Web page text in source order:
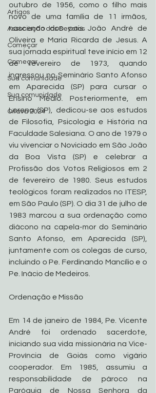
Artigos
Associação dos Devotos
Começar
Começar
Sua comunidade
Sua comunidade
Oitava 2024
outubro de 1956, como o filho mais
novo de uma família de 11 irmãos,
nascendo dos pais João André de
Oliveira e Maria Ricarda de Jesus. A
sua jornada espiritual teve início em 12
de fevereiro de 1973, quando
ingressou no Seminário Santo Afonso
em Aparecida (SP) para cursar o
Ensino Médio. Posteriormente, em
Lorena (SP), dedicou-se aos estudos
de Filosofia, Psicologia e História na
Faculdade Salesiana. O ano de 1979 o
viu vivenciar o Noviciado em São João
da Boa Vista (SP) e celebrar a
Profissão dos Votos Religiosos em 2
de fevereiro de 1980. Seus estudos
teológicos foram realizados no ITESP,
em São Paulo (SP). O dia 31 de julho de
1983 marcou a sua ordenação como
diácono na capela-mor do Seminário
Santo Afonso, em Aparecida (SP),
juntamente com os colegas de curso,
incluindo o Pe. Ferdinando Mancílio e o
Pe. Inácio de Medeiros.
Ordenação e Missão
Em 14 de janeiro de 1984, Pe. Vicente
André foi ordenado sacerdote,
iniciando sua vida missionária na Vice-
Província de Goiás como vigário
cooperador. Em 1985, assumiu a
responsabilidade de pároco na
Paróquia de Nossa Senhora da